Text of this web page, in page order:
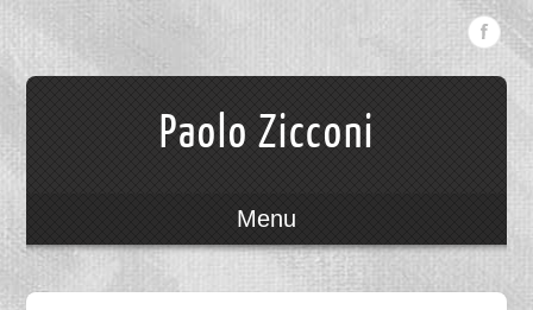
Paolo Zicconi
Menu